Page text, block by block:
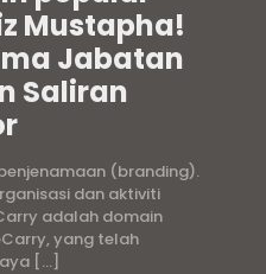
Mustapha!
Jabatan
Saliran
(branding).
dan aktiviti
adalah domain
yang telah
[…]